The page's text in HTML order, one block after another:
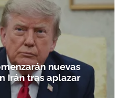
nuevas
Irán tras aplazar